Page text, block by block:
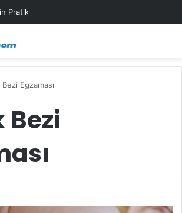
Pratik Maske Önerileri
Egzaması
Bezi